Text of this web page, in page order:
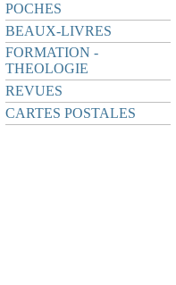
POCHES
BEAUX-LIVRES
FORMATION -
THEOLOGIE
REVUES
CARTES POSTALES